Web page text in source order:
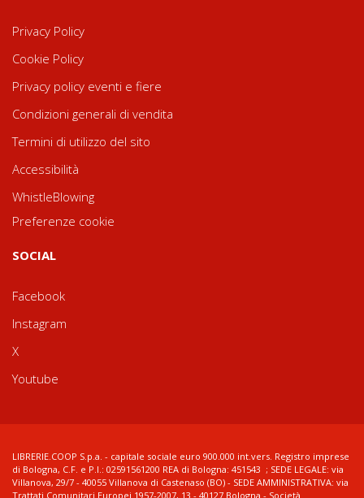
Privacy Policy
Cookie Policy
Privacy policy eventi e fiere
Condizioni generali di vendita
Termini di utilizzo del sito
Accessibilità
WhistleBlowing
Preferenze cookie
SOCIAL
Facebook
Instagram
X
Youtube
LIBRERIE.COOP S.p.a. - capitale sociale euro 900.000 int.vers. Registro imprese
di Bologna, C.F. e P.I.: 02591561200 REA di Bologna: 451543 ; SEDE LEGALE: via
Villanova, 29/7 - 40055 Villanova di Castenaso (BO) - SEDE AMMINISTRATIVA: via
Trattati Comunitari Europei 1957-2007, 13 - 40127 Bologna - Società